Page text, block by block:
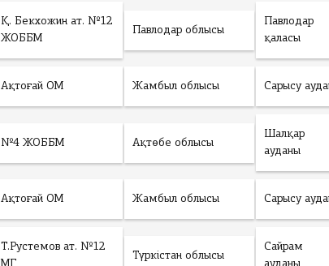
Қ. Бекхожин ат. №12
ЖОББМ
Павлодар облысы
Павлодар
қаласы
Ақтоғай ОМ Жамбыл облысы Сарысу
№4 ЖОББМ Ақтөбе облысы
Шалқар
ауданы
Ақтоғай ОМ Жамбыл облысы Сарысу
Т.Рустемов ат. №12
Түркістан облысы
Сайрам